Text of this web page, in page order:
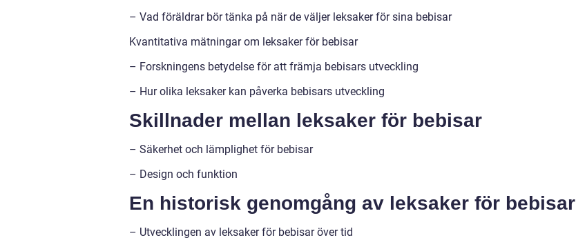
– Vad föräldrar bör tänka på när de väljer leksaker för sina bebisar
Kvantitativa mätningar om leksaker för bebisar
– Forskningens betydelse för att främja bebisars utveckling
– Hur olika leksaker kan påverka bebisars utveckling
Skillnader mellan leksaker för bebisar
– Säkerhet och lämplighet för bebisar
– Design och funktion
En historisk genomgång av leksaker för bebisar
– Utvecklingen av leksaker för bebisar över tid